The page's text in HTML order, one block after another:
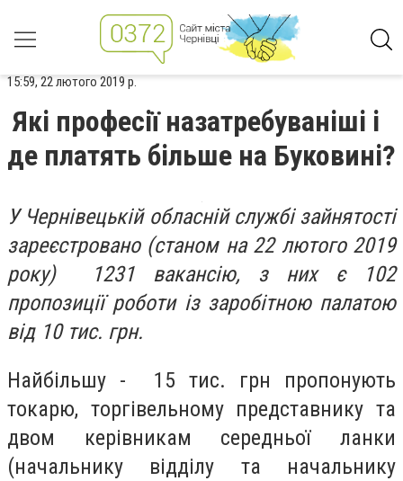
15:59, 22 лютого 2019 р.
Які професії назатребуваніші і
де платять більше на Буковині?
У Чернівецькій обласній службі зайнятості
зареєстровано (станом на 22 лютого 2019
року) 1231 вакансію, з них є 102
пропозиції роботи із заробітною палатою
від 10 тис. грн.
Найбільшу - 15 тис. грн пропонують
токарю, торгівельному представнику та
двом керівникам середньої ланки
(начальнику відділу та начальнику